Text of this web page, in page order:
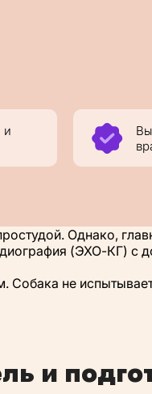
и
Однако,
(ЭХО-КГ) с
не
и